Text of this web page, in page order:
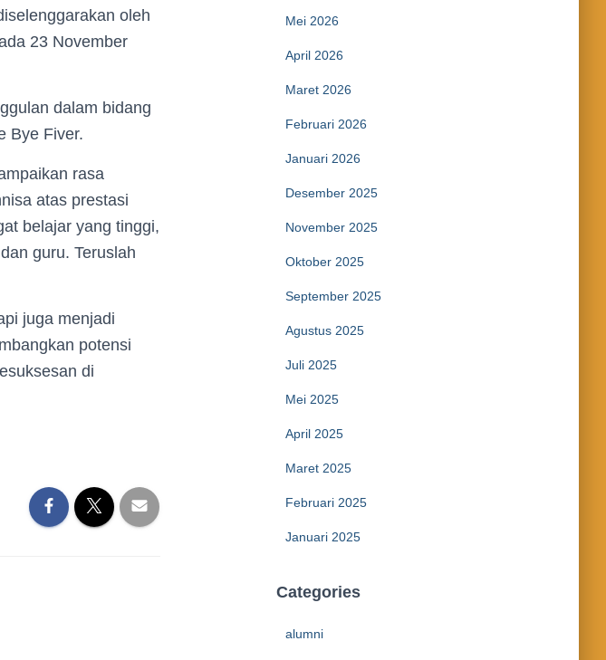
oleh
23 November
dalam bidang
Bye Fiver.
rasa
atas prestasi
belajar yang tinggi,
guru. Teruslah
juga menjadi
potensi
di
Mei 2026
April 2026
Maret 2026
Februari 2026
Januari 2026
Desember 2025
November 2025
Oktober 2025
September 2025
Agustus 2025
Juli 2025
Mei 2025
April 2025
Maret 2025
Februari 2025
Januari 2025
Categories
alumni